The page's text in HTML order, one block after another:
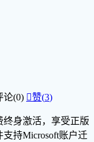
论(0) 赞(3)
终身激活，享受正版
持Microsoft账户迁